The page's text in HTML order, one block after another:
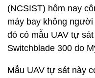
(NCSIST) hôm nay
máy bay không
đó có mẫu UAV tự
Switchblade 300 do
Mẫu UAV tự sát này